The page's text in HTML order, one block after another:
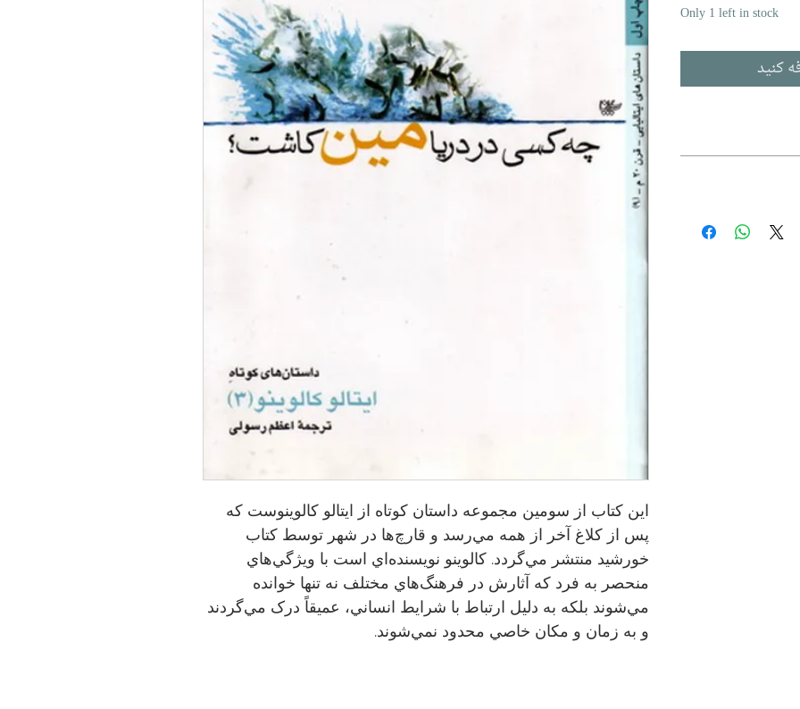
اين كتاب از سومين مجموعه‌ داستان كوتاه از ايتالو كالوينوست كه
پس از كلاغ آخر از همه مي‌رسد و قارچ‌ها در شهر توسط كتاب
خورشيد منتشر مي‌گردد. كالوينو نويسنده‌اي است با ويژگي‌هاي
منحصر به فرد كه آثارش در فرهنگ‌هاي مختلف نه تنها خوانده
مي‌شوند بلكه به دليل ارتباط با شرايط انساني، عميقاً درک مي‌گردند
و به زمان و مكان خاصي محدود نمي‌شوند.
Only 1 left in stock
کنید